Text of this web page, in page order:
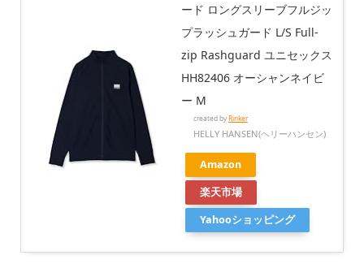
ード ロングスリーブフルジッ
プラッシュガード L/S Full-
zip Rashguard ユニセックス
HH82406 オーシャンネイビ
ー M
created byRinker
HELLY HANSEN(ヘリーハンセン)
Amazon
楽天市場
Yahooショッピング